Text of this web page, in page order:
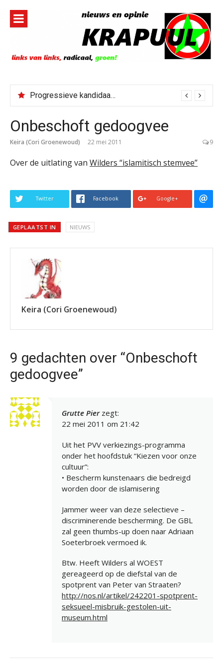
inhoud
Progressieve kandidaat El-Sayed senaatskandidaat Michigan
Onbeschoft gedoogvee
Keira (Cori Groenewoud) 22 mei 2011 9
Over de uitlating van Wilders “islamitisch stemvee”
Twitter Facebook Google+
GEPLAATST IN NIEUWS
Keira (Cori Groenewoud)
9 gedachten over “Onbeschoft
gedoogvee”
Grutte Pier zegt:
22 mei 2011 om 21:42
Uit het PVV verkiezings-programma
onder het hoofdstuk “Kiezen voor onze
cultuur”:
• Bescherm kunstenaars die bedreigd
worden door de islamisering
Jammer weer van deze selectieve –
discriminerende bescherming. De GBL
zal geen thumbs-up doen naar Adriaan
Soeterbroek vermoed ik.
Btw. Heeft Wilders al WOEST
gereageerd op de diefstal van de
spotprent van Peter van Straaten?
http://nos.nl/artikel/242201-spotprent-
seksueel-misbruik-gestolen-uit-
museum.html